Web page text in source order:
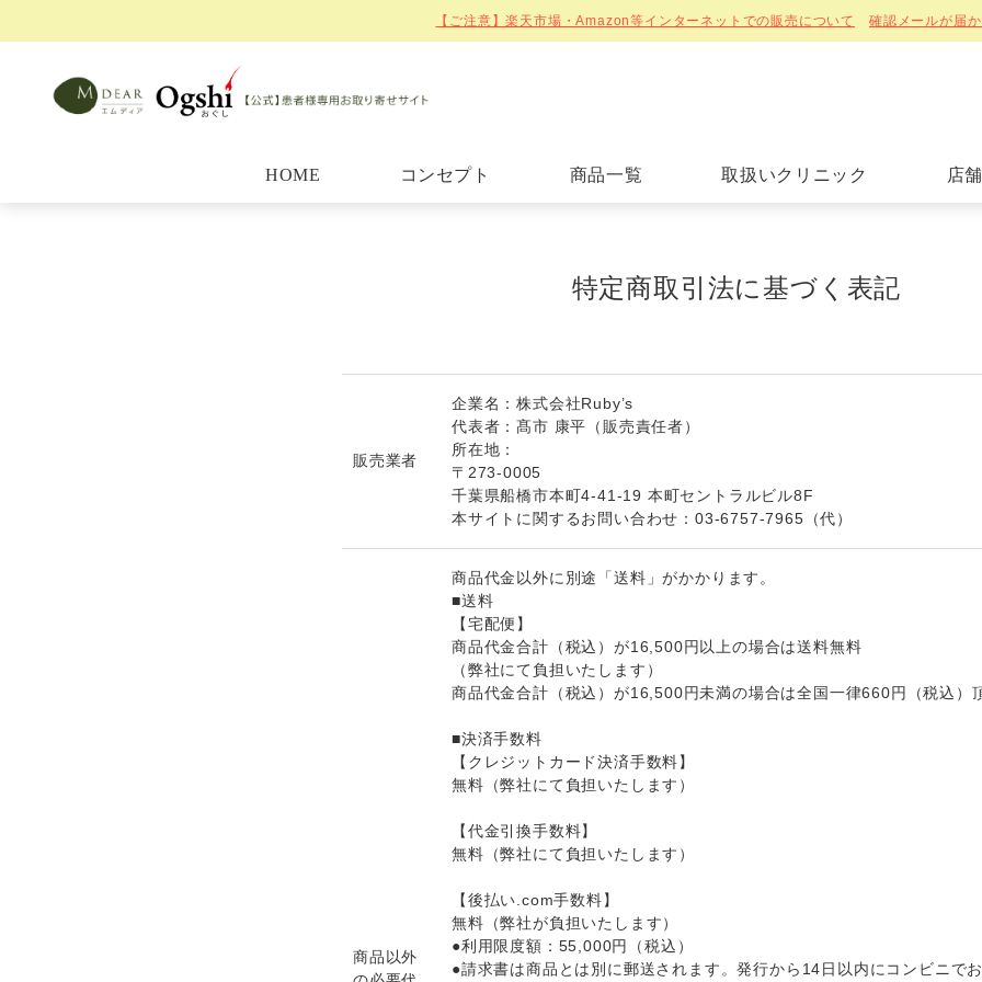
【ご注意】楽天市場・Amazon等インターネットでの販売について 確認メールが届
HOME コンセプト 商品一覧 取扱いクリニック 店
特定商取引法に基づく表記
販売業者
企業名：株式会社Ruby’s
代表者：髙市 康平（販売責任者）
所在地：
〒273-0005
千葉県船橋市本町4-41-19 本町セントラルビル8F
本サイトに関するお問い合わせ：03-6757-7965（代）
商品以外
商品代金以外に別途「送料」がかかります。
■送料
【宅配便】
商品代金合計（税込）が16,500円以上の場合は送料無料
（弊社にて負担いたします）
商品代金合計（税込）が16,500円未満の場合は全国一律660円（税込）
■決済手数料
【クレジットカード決済手数料】
無料（弊社にて負担いたします）
【代金引換手数料】
無料（弊社にて負担いたします）
【後払い.com手数料】
無料（弊社が負担いたします）
●利用限度額：55,000円（税込）
●請求書は商品とは別に郵送されます。発行から14日以内にコンビニでお